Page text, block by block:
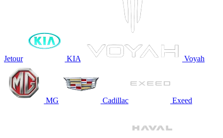
Jetour KIA Voyah
MG Cadillac Exeed